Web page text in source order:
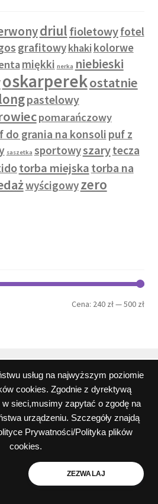
usług na najwyższym poziomie
cookies. Zgodnie z dyrektywą
sieci,musimy zapytać o zgodę na
urządzeniu. Szczegóły znajdą
Prywatności/Polityka plików
cookies.
ZEZWALAJ
driulfioletowyfotel
grafitowykhaki kolorwe
miękki nerka niebieski
oskarperekostatnie
pastelowy
pomarańczowy
do grania na konsoli puf z
saszetka sportowyszarytecza
torba miejska torba na
wyścigowyzero
Cena: 240 zł—500 zł
zdjęcia oraz wszystkie inne
na niniejszych stronach
firmy Peos Oskar Perek
cookies